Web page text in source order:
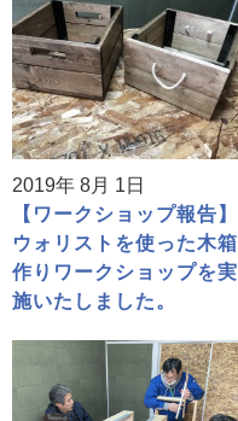
2019年 8月 1日
【ワークショップ報告】
ウォリストを使った木箱
作りワークショップを実
施いたしました。